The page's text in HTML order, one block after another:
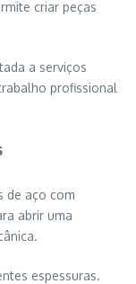
criar peças
a serviços
profissional
de aço com
abrir uma
espessuras.